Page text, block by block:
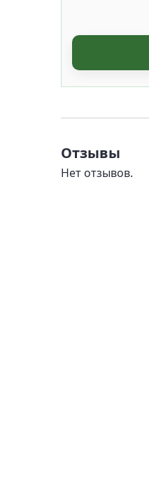
Отзывы
Нет отзывов.